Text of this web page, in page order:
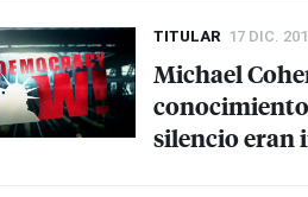
TITULAR 17 DIC.
Michael
conocimiento
silencio eran